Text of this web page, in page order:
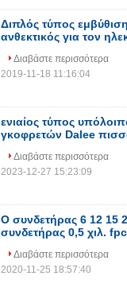
Διπλός τύπος
ανθεκτικός για τον
Διαβάστε περισσότερα
2019-11-18 11:16:04
ενιαίος τύπος
γκοφρετών Dalee
Διαβάστε περισσότερα
2023-12-27 15:23:09
Ο συνδετήρας 6 12 15
συνδετήρας 0,5 χιλ.
Διαβάστε περισσότερα
2020-11-25 18:57:40